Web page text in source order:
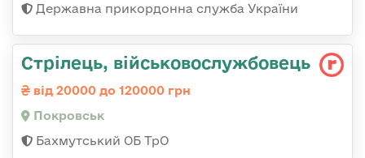
Державна прикордонна служба України
Стрілець, військовослужбовець
від 20000 до 120000 грн
Покровськ
Бахмутський ОБ ТрО